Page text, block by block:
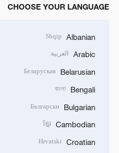
CHOOSE YOUR LANGUAGE
Albanian
Shqip
Arabic العربية
Belarusian
Беларуская
Bengali
বাংলা
Bulgarian
Български
Cambodian
ខ្មែរ
Croatian
Hrvatski